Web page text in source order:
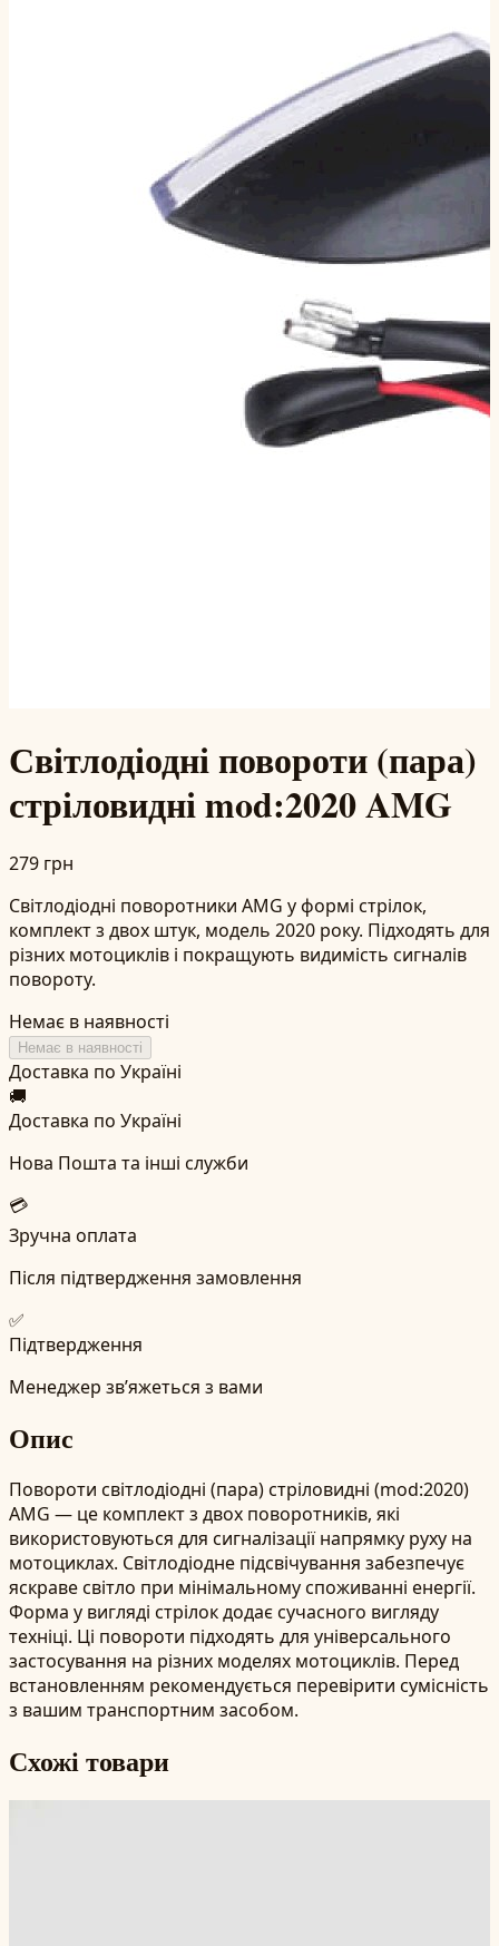
Світлодіодні повороти (пара)
стріловидні mod:2020 AMG
279 грн
Світлодіодні поворотники AMG у формі стрілок,
комплект з двох штук, модель 2020 року. Підходять для
різних мотоциклів і покращують видимість сигналів
повороту.
Немає в наявності
Немає в наявності
Доставка по Україні
🚚
Доставка по Україні
Нова Пошта та інші служби
💳
Зручна оплата
Після підтвердження замовлення
✅
Підтвердження
Менеджер зв’яжеться з вами
Опис
Повороти світлодіодні (пара) стріловидні (mod:2020)
AMG — це комплект з двох поворотників, які
використовуються для сигналізації напрямку руху на
мотоциклах. Світлодіодне підсвічування забезпечує
яскраве світло при мінімальному споживанні енергії.
Форма у вигляді стрілок додає сучасного вигляду
техніці. Ці повороти підходять для універсального
застосування на різних моделях мотоциклів. Перед
встановленням рекомендується перевірити сумісність
з вашим транспортним засобом.
Схожі товари